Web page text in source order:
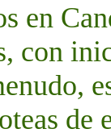
en
con